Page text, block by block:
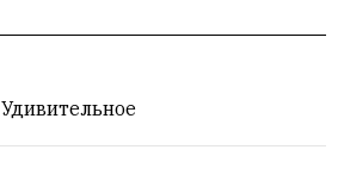
Удивительное